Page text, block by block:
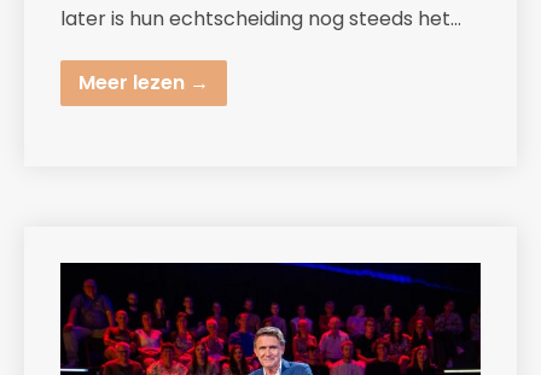
later is hun echtscheiding nog steeds het…
Meer lezen →